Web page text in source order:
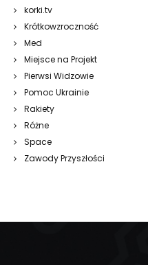
korki.tv
Krótkowzroczność
Med
Miejsce na Projekt
Pierwsi Widzowie
Pomoc Ukrainie
Rakiety
Różne
Space
Zawody Przyszłości